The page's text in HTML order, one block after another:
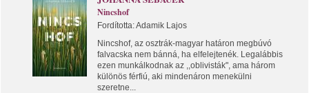
Nincshof
Fordította: Adamik Lajos
Nincshof, az osztrák-magyar határon megbúvó
falvacska nem bánná, ha elfelejtenék. Legalábbis
ezen munkálkodnak az ,,oblivisták", ama három
különös férfiú, aki mindenáron menekülni
szeretne...